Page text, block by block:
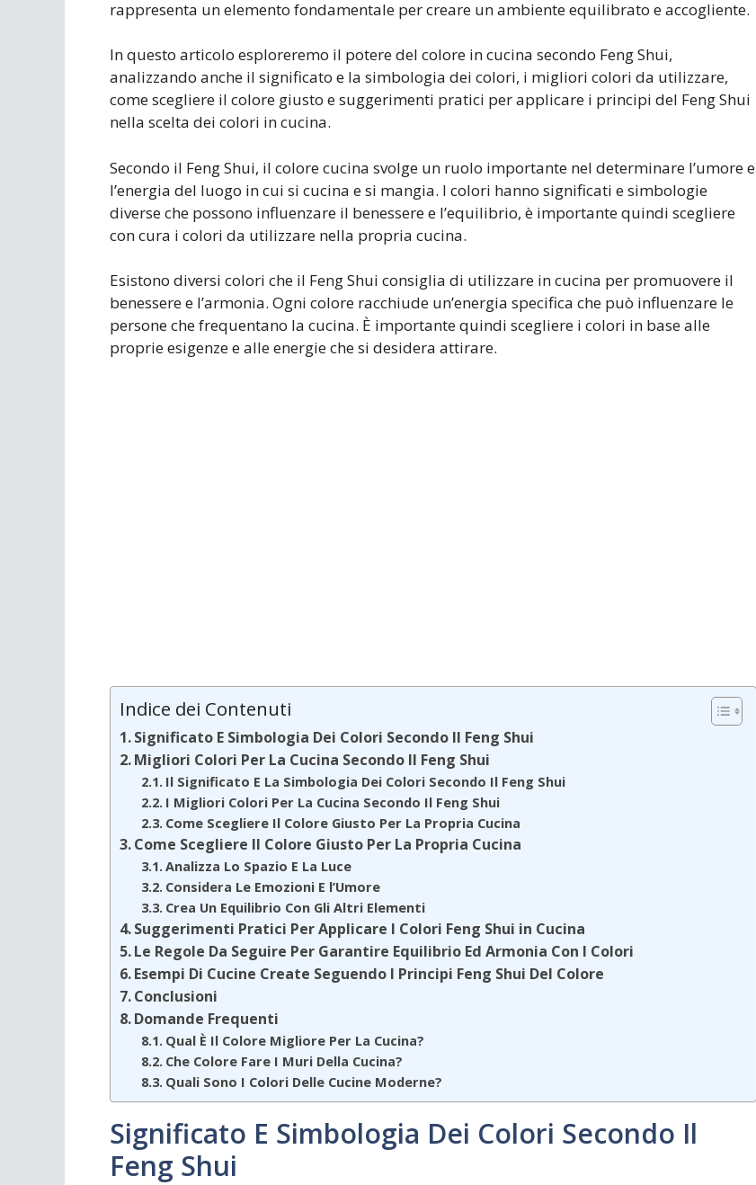
rappresenta un elemento fondamentale per creare un ambiente equilibrato e accogliente.
In questo articolo esploreremo il potere del colore in cucina secondo Feng Shui,
analizzando anche il significato e la simbologia dei colori, i migliori colori da utilizzare,
come scegliere il colore giusto e suggerimenti pratici per applicare i principi del Feng Shui
nella scelta dei colori in cucina.
Secondo il Feng Shui, il colore cucina svolge un ruolo importante nel determinare l’umore e
l’energia del luogo in cui si cucina e si mangia. I colori hanno significati e simbologie
diverse che possono influenzare il benessere e l’equilibrio, è importante quindi scegliere
con cura i colori da utilizzare nella propria cucina.
Esistono diversi colori che il Feng Shui consiglia di utilizzare in cucina per promuovere il
benessere e l’armonia. Ogni colore racchiude un’energia specifica che può influenzare le
persone che frequentano la cucina. È importante quindi scegliere i colori in base alle
proprie esigenze e alle energie che si desidera attirare.
Indice dei Contenuti
Significato E Simbologia Dei Colori Secondo Il Feng Shui
Migliori Colori Per La Cucina Secondo Il Feng Shui
Il Significato E La Simbologia Dei Colori Secondo Il Feng Shui
I Migliori Colori Per La Cucina Secondo Il Feng Shui
Come Scegliere Il Colore Giusto Per La Propria Cucina
Come Scegliere Il Colore Giusto Per La Propria Cucina
Analizza Lo Spazio E La Luce
Considera Le Emozioni E l’Umore
Crea Un Equilibrio Con Gli Altri Elementi
Suggerimenti Pratici Per Applicare I Colori Feng Shui in Cucina
Le Regole Da Seguire Per Garantire Equilibrio Ed Armonia Con I Colori
Esempi Di Cucine Create Seguendo I Principi Feng Shui Del Colore
Conclusioni
Domande Frequenti
Qual È Il Colore Migliore Per La Cucina?
Che Colore Fare I Muri Della Cucina?
Quali Sono I Colori Delle Cucine Moderne?
Significato E Simbologia Dei Colori Secondo Il
Feng Shui